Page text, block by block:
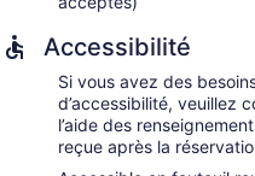
Accessibilité
Si vous avez des
d’accessibilité, veuillez
l’aide des
reçue après la